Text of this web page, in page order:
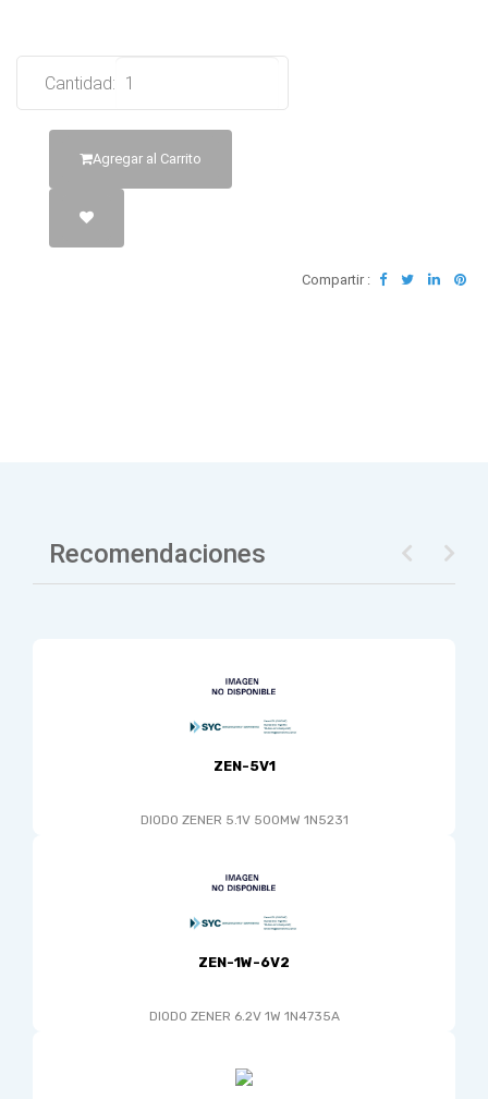
Cantidad:
Agregar al Carrito
Compartir :
Recomendaciones
ZEN-5V1
DIODO ZENER 5.1V 500MW 1N5231
ZEN-1W-6V2
DIODO ZENER 6.2V 1W 1N4735A